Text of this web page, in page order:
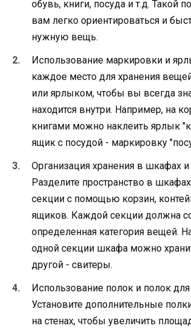
обувь, книги, посуда и т.д. Такой
вам легко ориентироваться и
нужную вещь.
Использование маркировки и
каждое место для хранения
или ярлыком, чтобы вы всегда
находится внутри. Например, на
книгами можно наклеить ярлык
ящик с посудой - маркировку
Организация хранения в шкафах
Разделите пространство в
секции с помощью корзин,
ящиков. Каждой секции должна
определенная категория вещей.
одной секции шкафа можно
другой - свитеры.
Использование полок и полок для
Установите дополнительные
на стенах, чтобы увеличить